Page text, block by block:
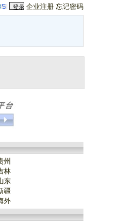
企业注册 忘记密码
州
林
东
疆
外